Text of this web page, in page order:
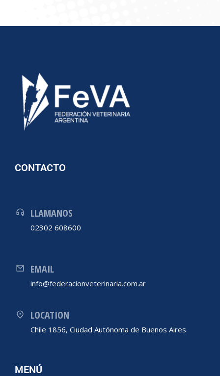
CONTACTO
LLAMANOS
02302 608600
EMAIL
info@federacionveterinaria.com.ar
LOCATION
Chile 1856, Ciudad Autónoma de Buenos Aires
MENÚ